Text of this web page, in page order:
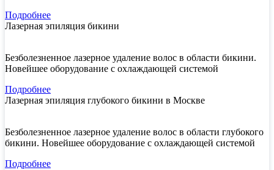
Подробнее
Лазерная эпиляция бикини
Безболезненное лазерное удаление волос в области бикини.
Новейшее оборудование с охлаждающей системой
Подробнее
Лазерная эпиляция глубокого бикини в Москве
Безболезненное лазерное удаление волос в области глубокого
бикини. Новейшее оборудование с охлаждающей системой
Подробнее